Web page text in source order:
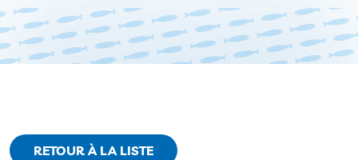
RETOUR À LA LISTE